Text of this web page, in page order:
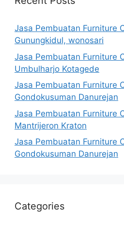
Jasa Pembuatan Furniture
Gunungkidul, wonosari
Jasa Pembuatan Furniture
Umbulharjo Kotagede
Jasa Pembuatan Furniture
Gondokusuman Danurejan
Jasa Pembuatan Furniture
Mantrijeron Kraton
Jasa Pembuatan Furniture
Gondokusuman Danurejan
Categories